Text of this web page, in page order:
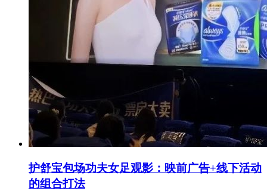
护舒宝包场功夫女足观影：映前广告+线下活动
的组合打法